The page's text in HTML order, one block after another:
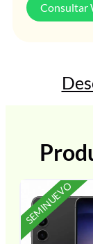
Consultar
SEMINUEVO